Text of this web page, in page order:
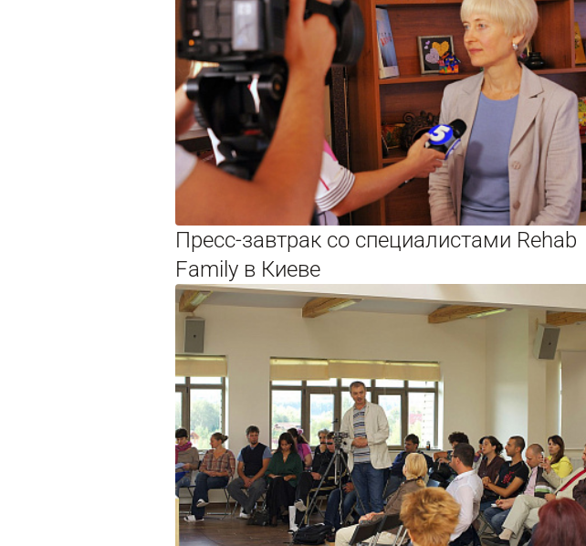
Пресс-завтрак со специалистами Rehab
Family в Киеве